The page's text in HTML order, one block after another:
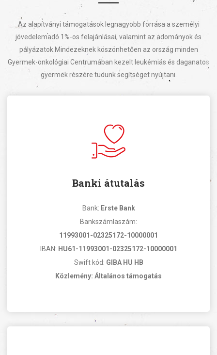
Az alapítványi támogatások legnagyobb forrása a személyi
jövedelemadó 1%-os felajánlásai, valamint az adományok és
pályázatok. Mindezeknek köszönhetően az ország minden
Gyermek-onkológiai Centrumában kezelt leukémiás és daganatos
gyermek részére tudunk segítséget nyújtani.
Banki átutalás
Bank: Erste Bank
Bankszámlaszám:
11993001-02325172-10000001
IBAN: HU61-11993001-02325172-10000001
Swift kód: GIBA HU HB
Közlemény: Általános támogatás